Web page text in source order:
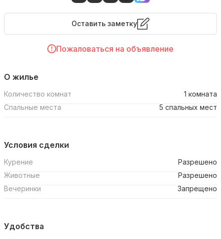
Оставить заметку
Пожаловаться на объявление
О жилье
Количество комнат
1 комната
Спальные места
5 спальных мест
Условия сделки
Курение
Разрешено
Животные
Разрешено
Вечеринки
Запрещено
Удобства